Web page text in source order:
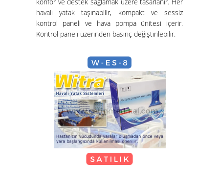
Hasta Karyolası ve Havalı Yatak
Nasıl Kurulur?
Hasta Karyolası Güzelbahçe
havalı yatak taşınabilir, kompakt ve sessiz
kontrol paneli ve hava pompa ünitesi içerir.
Kontrol paneli üzerinden basınç değiştirilebilir.